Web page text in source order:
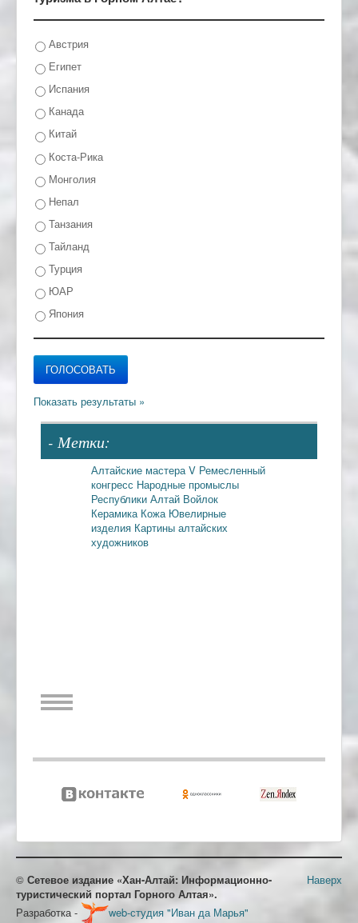
Австрия
Египет
Испания
Канада
Китай
Коста-Рика
Монголия
Непал
Танзания
Тайланд
Турция
ЮАР
Япония
- Метки:
Алтайские мастераV Ремесленный
конгресс Народные промыслы
Республики Алтай Войлок
Керамика Кожа Ювелирные
изделия Картины алтайских
художников
Наверх
© Сетевое издание «Хан-Алтай: Информационно-
туристический портал Горного Алтая».
Разработка -
web-студия "Иван да Марья"